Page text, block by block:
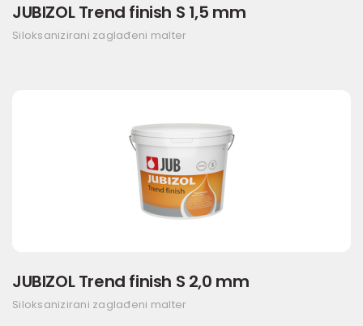
JUBIZOL Trend finish S 1,5 mm
Siloksanizirani zaglađeni malter
JUBIZOL Trend finish S 2,0 mm
Siloksanizirani zaglađeni malter